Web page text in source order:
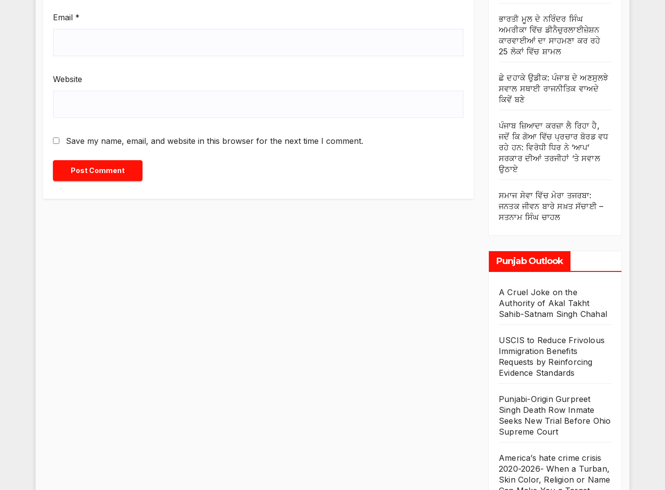
Email *
Website
Save my name, email, and website in this browser for the next time I comment.
ਭਾਰਤੀ ਮੂਲ ਦੇ ਨਰਿੰਦਰ ਸਿੰਘ
ਅਮਰੀਕਾ ਵਿੱਚ ਡੀਨੈਚੁਰਲਾਈਜ਼ੇਸ਼ਨ
ਕਾਰਵਾਈਆਂ ਦਾ ਸਾਹਮਣਾ ਕਰ ਰਹੇ
25 ਲੋਕਾਂ ਵਿੱਚ ਸ਼ਾਮਲ
ਛੇ ਦਹਾਕੇ ਉਡੀਕ: ਪੰਜਾਬ ਦੇ ਅਣਸੁਲਝੇ
ਸਵਾਲ ਸਥਾਈ ਰਾਜਨੀਤਿਕ ਵਾਅਦੇ
ਕਿਵੇਂ ਬਣੇ
ਪੰਜਾਬ ਜ਼ਿਆਦਾ ਕਰਜ਼ਾ ਲੈ ਰਿਹਾ ਹੈ,
ਜਦੋਂ ਕਿ ਗੋਆ ਵਿੱਚ ਪ੍ਰਚਾਰ ਬੋਰਡ ਵਧ
ਰਹੇ ਹਨ: ਵਿਰੋਧੀ ਧਿਰ ਨੇ ‘ਆਪ’
ਸਰਕਾਰ ਦੀਆਂ ਤਰਜੀਹਾਂ ‘ਤੇ ਸਵਾਲ
ਉਠਾਏ
ਸਮਾਜ ਸੇਵਾ ਵਿੱਚ ਮੇਰਾ ਤਜਰਬਾ:
ਜਨਤਕ ਜੀਵਨ ਬਾਰੇ ਸਖ਼ਤ ਸੱਚਾਈ –
ਸਤਨਾਮ ਸਿੰਘ ਚਾਹਲ
Punjab Outlook
A Cruel Joke on the
Authority of Akal Takht
Sahib-Satnam Singh Chahal
USCIS to Reduce Frivolous
Immigration Benefits
Requests by Reinforcing
Evidence Standards
Punjabi-Origin Gurpreet
Singh Death Row Inmate
Seeks New Trial Before Ohio
Supreme Court
America’s hate crime crisis
2020-2026- When a Turban,
Skin Color, Religion or Name